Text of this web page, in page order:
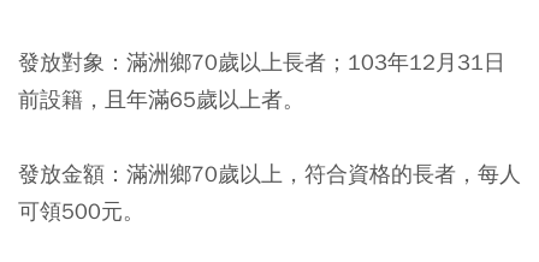
發放對象：滿洲鄉70歲以上長者；103年12月31日
前設籍，且年滿65歲以上者。
發放金額：滿洲鄉70歲以上，符合資格的長者，每人
可領500元。